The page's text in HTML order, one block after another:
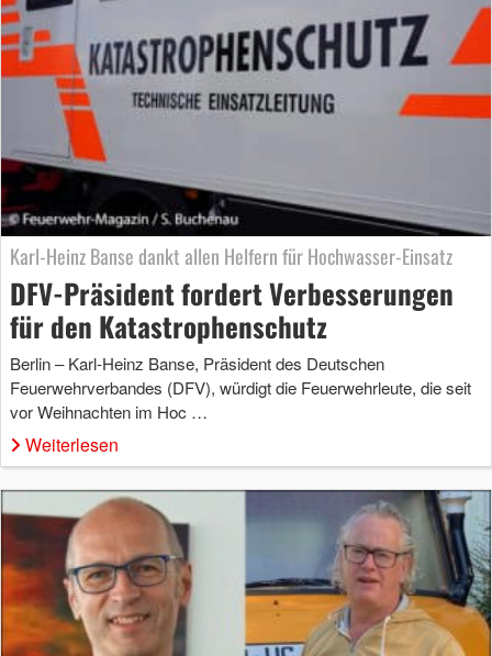
Karl-Heinz Banse dankt allen Helfern für Hochwasser-Einsatz
DFV-Präsident fordert Verbesserungen
für den Katastrophenschutz
Berlin – Karl-Heinz Banse, Präsident des Deutschen
Feuerwehrverbandes (DFV), würdigt die Feuerwehrleute, die seit
vor Weihnachten im Hoc …
Weiterlesen